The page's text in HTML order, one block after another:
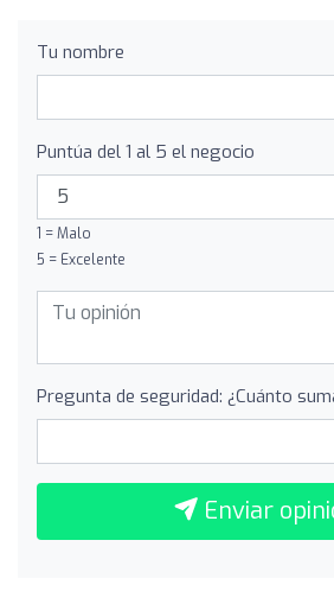
Tu nombre
Puntúa del 1 al 5 el negocio
1 = Malo
5 = Excelente
Pregunta de seguridad: ¿Cuánto
Enviar